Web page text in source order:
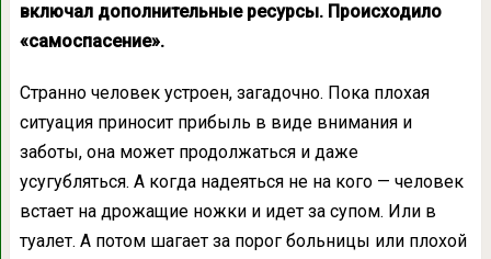
включал дополнительные ресурсы. Происходило
«самоспасение».
Странно человек устроен, загадочно. Пока плохая
ситуация приносит прибыль в виде внимания и
заботы, она может продолжаться и даже
усугубляться. А когда надеяться не на кого — человек
встает на дрожащие ножки и идет за супом. Или в
туалет. А потом шагает за порог больницы или плохой